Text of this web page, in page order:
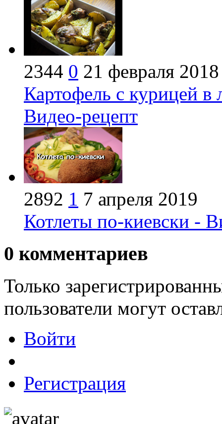
2344 0 21 февраля 2018
Картофель с курицей
Видео-рецепт
2892 1 7 апреля 2019
Котлеты по-киевски -
0 комментариев
Только
пользователи могут
Войти
Регистрация